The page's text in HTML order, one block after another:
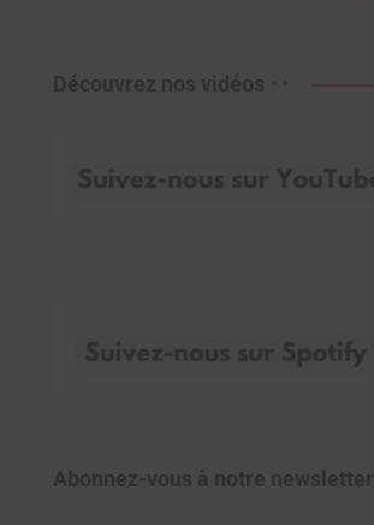
Découvrez nos vidéos
Abonnez-vous à notre newsletter